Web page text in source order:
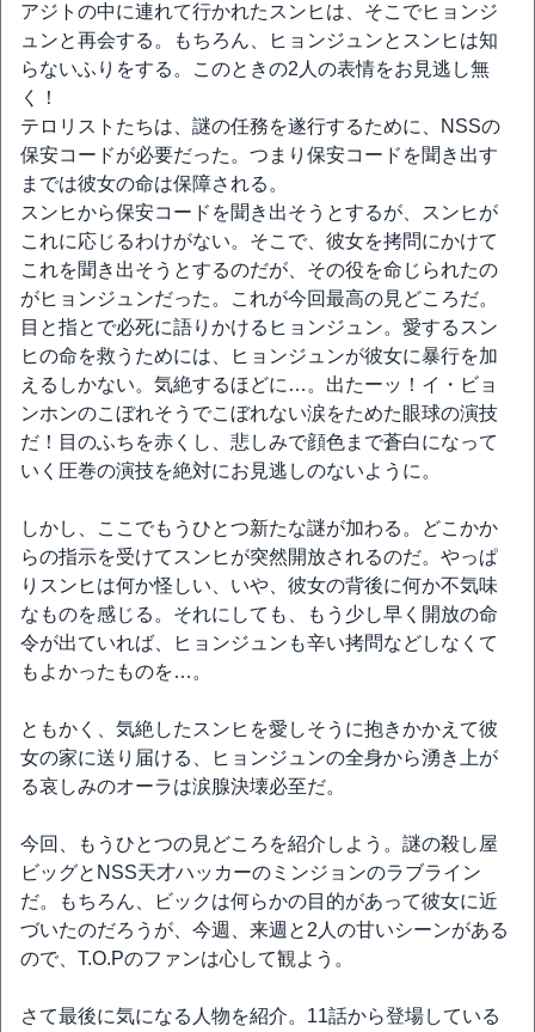
アジトの中に連れて行かれたスンヒは、そこでヒョンジ
ュンと再会する。もちろん、ヒョンジュンとスンヒは知
らないふりをする。このときの2人の表情をお見逃し無
く！
テロリストたちは、謎の任務を遂行するために、NSSの
保安コードが必要だった。つまり保安コードを聞き出す
までは彼女の命は保障される。
スンヒから保安コードを聞き出そうとするが、スンヒが
これに応じるわけがない。そこで、彼女を拷問にかけて
これを聞き出そうとするのだが、その役を命じられたの
がヒョンジュンだった。これが今回最高の見どころだ。
目と指とで必死に語りかけるヒョンジュン。愛するスン
ヒの命を救うためには、ヒョンジュンが彼女に暴行を加
えるしかない。気絶するほどに…。出たーッ！イ・ビョ
ンホンのこぼれそうでこぼれない涙をためた眼球の演技
だ！目のふちを赤くし、悲しみで顔色まで蒼白になって
いく圧巻の演技を絶対にお見逃しのないように。
しかし、ここでもうひとつ新たな謎が加わる。どこかか
らの指示を受けてスンヒが突然開放されるのだ。やっぱ
りスンヒは何か怪しい、いや、彼女の背後に何か不気味
なものを感じる。それにしても、もう少し早く開放の命
令が出ていれば、ヒョンジュンも辛い拷問などしなくて
もよかったものを…。
ともかく、気絶したスンヒを愛しそうに抱きかかえて彼
女の家に送り届ける、ヒョンジュンの全身から湧き上が
る哀しみのオーラは涙腺決壊必至だ。
今回、もうひとつの見どころを紹介しよう。謎の殺し屋
ビッグとNSS天才ハッカーのミンジョンのラブライン
だ。もちろん、ビックは何らかの目的があって彼女に近
づいたのだろうが、今週、来週と2人の甘いシーンがある
ので、T.O.Pのファンは心して観よう。
さて最後に気になる人物を紹介。11話から登場している